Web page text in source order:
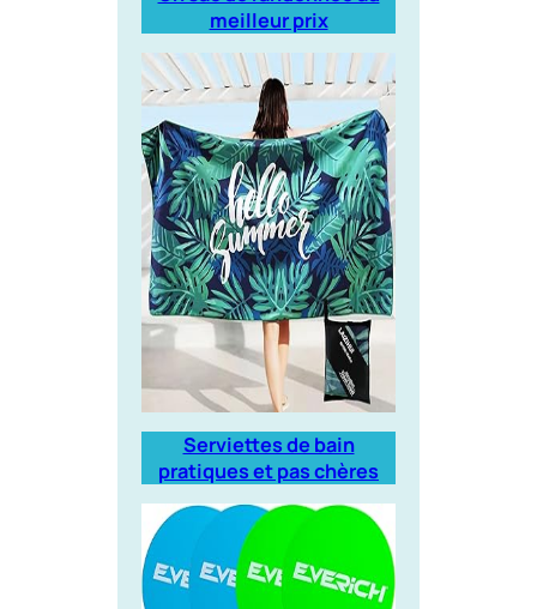
meilleur prix
Serviettes de bain
pratiques et pas chères